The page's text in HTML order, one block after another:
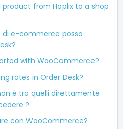
product from Hoplix to a shop
e-commerce posso
with WooCommerce?
rates in Order Desk?
è tra quelli direttamente
?
con WooCommerce?